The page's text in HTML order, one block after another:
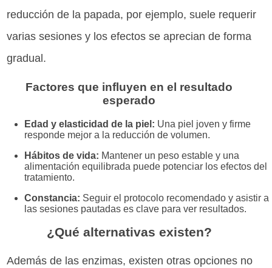
reducción de la papada, por ejemplo, suele requerir
varias sesiones y los efectos se aprecian de forma
gradual.
Factores que influyen en el resultado
esperado
Edad y elasticidad de la piel: Una piel joven y firme
responde mejor a la reducción de volumen.
Hábitos de vida: Mantener un peso estable y una
alimentación equilibrada puede potenciar los efectos del
tratamiento.
Constancia: Seguir el protocolo recomendado y asistir a
las sesiones pautadas es clave para ver resultados.
¿Qué alternativas existen?
Además de las enzimas, existen otras opciones no